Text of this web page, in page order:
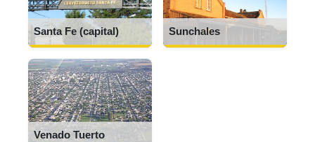
Santa Fe (capital) Sunchales
Venado Tuerto